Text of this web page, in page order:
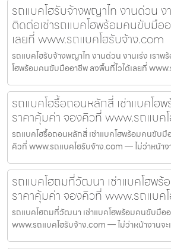
รถแบคโฮรับจ้างพญาไท งานด่วน ง
ติดต่อเช่ารถแบคโฮพร้อมคนขับมือ
เลยที่ www.รถแบคโฮรับจ้าง.com
รถแบคโฮรับจ้างพญาไท งานด่วน งานเร่ง เรา
โฮพร้อมคนขับมืออาชีพ ลงพื้นที่ไวได้เลยที่
รถแบคโฮรื้อถอนหลักสี่ เช่าแบคโ
ราคาคุ้มค่า จองคิวที่ www.รถแบค
รถแบคโฮรื้อถอนหลักสี่ เช่าแบคโฮพร้อมคนขับมื
คิวที่ www.รถแบคโฮรับจ้าง.com — ไม่ว่าหน้า
รถแบคโฮถมที่วัฒนา เช่าแบคโฮพ
ราคาคุ้มค่า จองคิวที่ www.รถแบค
รถแบคโฮถมที่วัฒนา เช่าแบคโฮพร้อมคนขับมือ
www.รถแบคโฮรับจ้าง.com — ไม่ว่าหน้างานจ